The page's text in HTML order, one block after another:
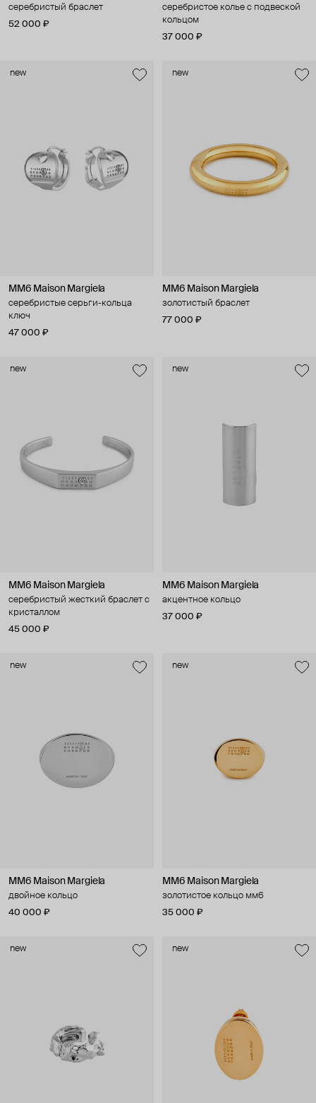
серебристый браслет
52 000 ₽
серебристое колье с подвеской
кольцом
37 000 ₽
new
MM6 Maison Margiela
серебристые серьги-кольца
ключ
47 000 ₽
new
MM6 Maison Margiela
золотистый браслет
77 000 ₽
new
MM6 Maison Margiela
серебристый жесткий браслет с
кристаллом
45 000 ₽
new
MM6 Maison Margiela
акцентное кольцо
37 000 ₽
new
MM6 Maison Margiela
двойное кольцо
40 000 ₽
new
MM6 Maison Margiela
золотистое кольцо мм6
35 000 ₽
new new